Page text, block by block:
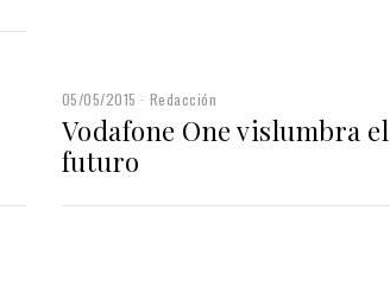
05/05/2015 Redacción
Vodafone One vislumbra el
futuro